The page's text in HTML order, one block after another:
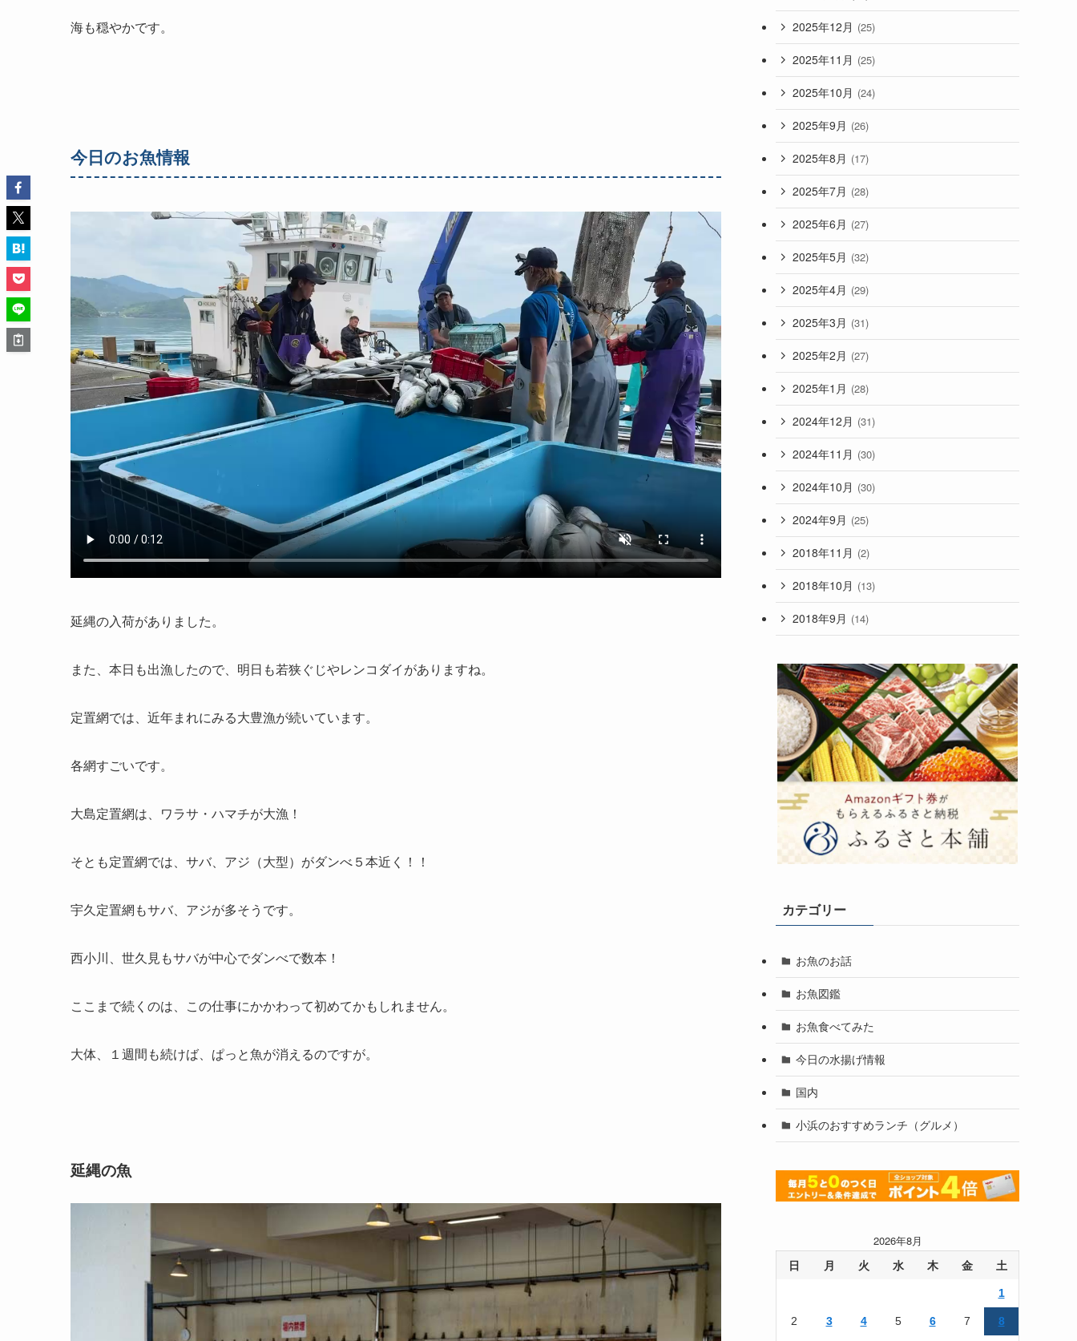
海も穏やかです。
今日のお魚情報
延縄の入荷がありました。
また、本日も出漁したので、明日も若狭ぐじやレンコダイがありますね。
定置網では、近年まれにみる大豊漁が続いています。
各網すごいです。
大島定置網は、ワラサ・ハマチが大漁！
そとも定置網では、サバ、アジ（大型）がダンべ５本近く！！
宇久定置網もサバ、アジが多そうです。
西小川、世久見もサバが中心でダンべで数本！
ここまで続くのは、この仕事にかかわって初めてかもしれません。
大体、１週間も続けば、ぱっと魚が消えるのですが。
延縄の魚
2025年12月 (25)
2025年11月 (25)
2025年10月 (24)
2025年9月 (26)
2025年8月 (17)
2025年7月 (28)
2025年6月 (27)
2025年5月 (32)
2025年4月 (29)
2025年3月 (31)
2025年2月 (27)
2025年1月 (28)
2024年12月 (31)
2024年11月 (30)
2024年10月 (30)
2024年9月 (25)
2018年11月 (2)
2018年10月 (13)
2018年9月 (14)
カテゴリー
お魚のお話
お魚図鑑
お魚食べてみた
今日の水揚げ情報
国内
小浜のおすすめランチ（グルメ）
2026年8月
日 月 火 水 木 金 土
1
2 3 4 5 6 7 8